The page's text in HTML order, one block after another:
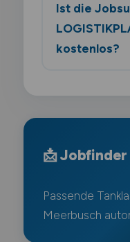
Ist die
kostenlos?
📩
Passende
Meerbusch